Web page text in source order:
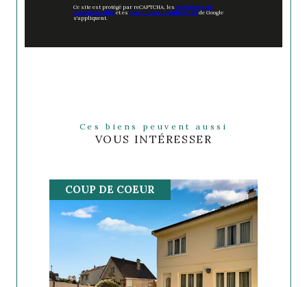
Ce site est protégé par reCAPTCHA, lesPolitiques de
Confidentialité et es Conditions d'utilisationde Google
s'appliquent.
Ces biens peuvent aussi
VOUS INTÉRESSER
COUP DE COEUR